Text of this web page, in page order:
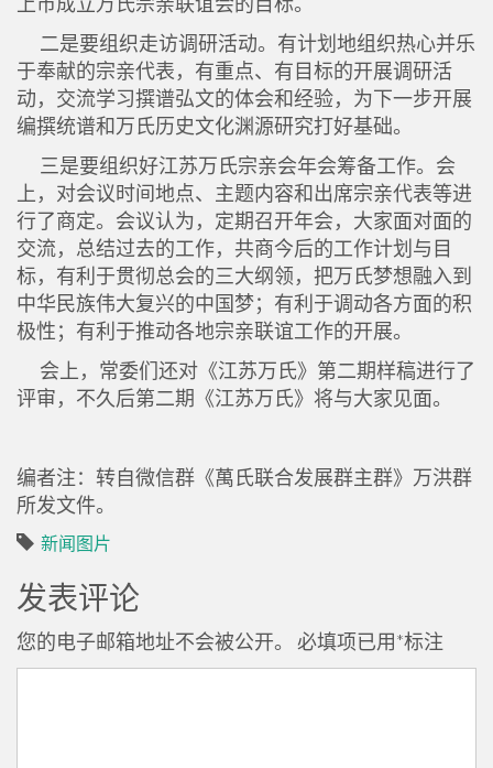
二是要组织走访调研活动。有计划地组织热心并乐
于奉献的宗亲代表，有重点、有目标的开展调研活
动，交流学习撰谱弘文的体会和经验，为下一步开展
编撰统谱和万氏历史文化渊源研究打好基础。
三是要组织好江苏万氏宗亲会年会筹备工作。会
上，对会议时间地点、主题内容和出席宗亲代表等进
行了商定。会议认为，定期召开年会，大家面对面的
交流，总结过去的工作，共商今后的工作计划与目
标，有利于贯彻总会的三大纲领，把万氏梦想融入到
中华民族伟大复兴的中国梦；有利于调动各方面的积
极性；有利于推动各地宗亲联谊工作的开展。
会上，常委们还对《江苏万氏》第二期样稿进行了
评审，不久后第二期《江苏万氏》将与大家见面。
编者注：转自微信群《萬氏联合发展群主群》万洪群
所发文件。
新闻图片
发表评论
您的电子邮箱地址不会被公开。 必填项已用*标注